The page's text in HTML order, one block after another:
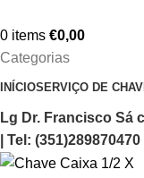
0 items €0,00
Categorias
INÍCIOSERVIÇO DE
Lg Dr. Francisco Sá
| Tel: (351)289870470